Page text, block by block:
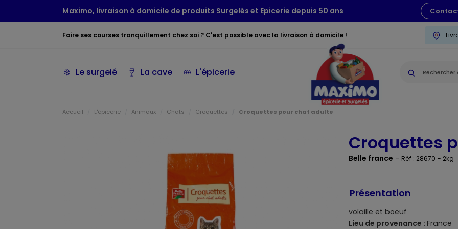
Maximo, livraison à domicile de produits Surgelés et Epicerie depuis 50 ans
Faire ses courses tranquillement chez soi ? C'est possible avec la livraison à domicile !
Le surgelé La cave L'épicerie
Accueil L'épicerie Animaux Chats Croquettes Croquettes pour chat adulte
Croquettes
Belle france - Réf : 28670 - 2kg
Présentation
volaille et boeuf
Lieu de provenance : France